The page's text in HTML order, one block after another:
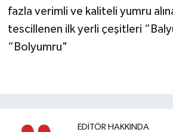
fazla verimli ve kaliteli yumru
tescillenen ilk yerli çeşitleri
“Bolyumru"
EDITÖR HAKKINDA